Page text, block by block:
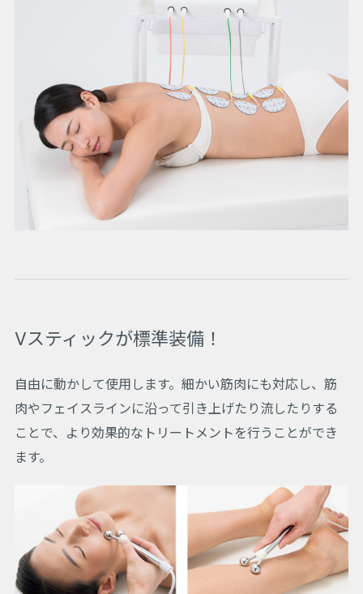
Vスティックが標準装備！
自由に動かして使用します。細かい筋肉にも対応し、筋
肉やフェイスラインに沿って引き上げたり流したりする
ことで、より効果的なトリートメントを行うことができ
ます。